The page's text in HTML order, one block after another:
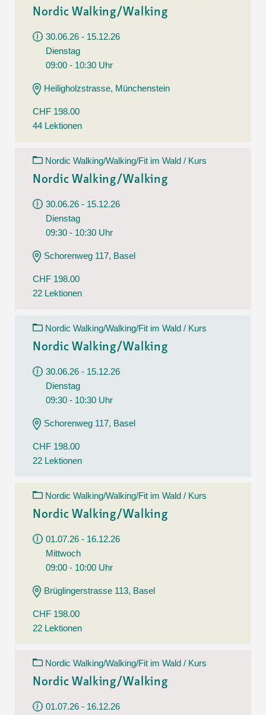
Nordic Walking/Walking
30.06.26 - 15.12.26
Dienstag
09:00 - 10:30 Uhr
Heiligholzstrasse, Münchenstein
CHF 198.00
44 Lektionen
Nordic Walking/Walking/Fit im Wald / Kurs
Nordic Walking/Walking
30.06.26 - 15.12.26
Dienstag
09:30 - 10:30 Uhr
Schorenweg 117, Basel
CHF 198.00
22 Lektionen
Nordic Walking/Walking/Fit im Wald / Kurs
Nordic Walking/Walking
30.06.26 - 15.12.26
Dienstag
09:30 - 10:30 Uhr
Schorenweg 117, Basel
CHF 198.00
22 Lektionen
Nordic Walking/Walking/Fit im Wald / Kurs
Nordic Walking/Walking
01.07.26 - 16.12.26
Mittwoch
09:00 - 10:00 Uhr
Brüglingerstrasse 113, Basel
CHF 198.00
22 Lektionen
Nordic Walking/Walking/Fit im Wald / Kurs
Nordic Walking/Walking
01.07.26 - 16.12.26